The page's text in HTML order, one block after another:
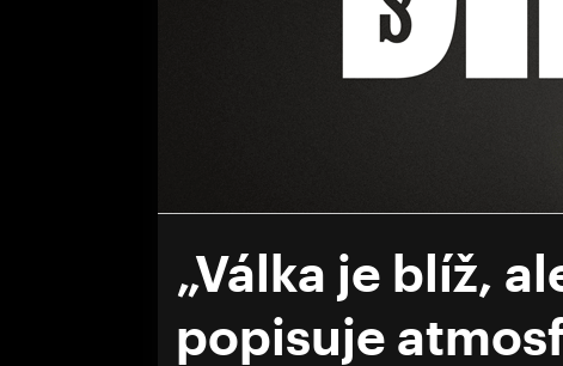
„Válka je blíž,
popisuje